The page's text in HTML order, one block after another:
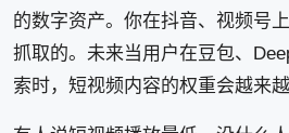
的数字资产。你在抖音、视频号
抓取的。未来当用户在豆包、
索时，短视频内容的权重会越来越